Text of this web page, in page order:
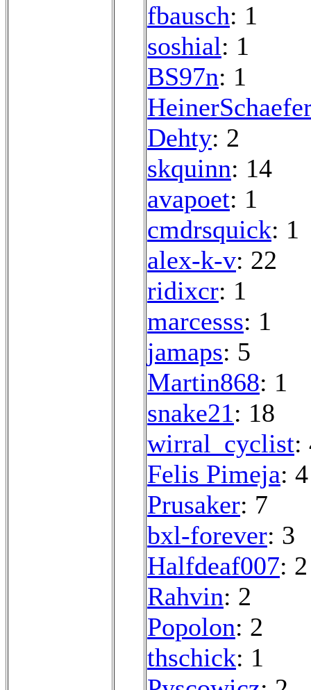
fbausch: 1
soshial: 1
BS97n: 1
Dehty: 2
skquinn: 14
avapoet: 1
cmdrsquick: 1
alex-k-v: 22
ridixcr: 1
marcesss: 1
jamaps: 5
Martin868: 1
snake21: 18
wirral_cyclist:
Felis Pimeja: 4
Prusaker: 7
bxl-forever: 3
Halfdeaf007: 2
Rahvin: 2
Popolon: 2
thschick: 1